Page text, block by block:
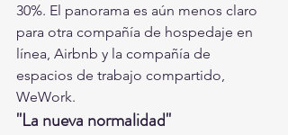
30%. El panorama es aún menos claro
para otra compañía de hospedaje en
línea, Airbnb y la compañía de
espacios de trabajo compartido,
WeWork.
"La nueva normalidad"